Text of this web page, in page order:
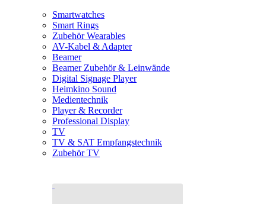
Smartwatches
Smart Rings
Zubehör Wearables
AV-Kabel & Adapter
Beamer
Beamer Zubehör & Leinwände
Digital Signage Player
Heimkino Sound
Medientechnik
Player & Recorder
Professional Display
TV
TV & SAT Empfangstechnik
Zubehör TV